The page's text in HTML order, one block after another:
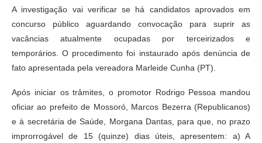
A investigação vai verificar se há candidatos aprovados em
concurso público aguardando convocação para suprir as
vacâncias atualmente ocupadas por terceirizados e
temporários. O procedimento foi instaurado após denúncia de
fato apresentada pela vereadora Marleide Cunha (PT).
Após iniciar os trâmites, o promotor Rodrigo Pessoa mandou
oficiar ao prefeito de Mossoró, Marcos Bezerra (Republicanos)
e à secretária de Saúde, Morgana Dantas, para que, no prazo
improrrogável de 15 (quinze) dias úteis, apresentem: a) A